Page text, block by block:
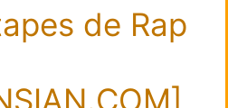
de Rap